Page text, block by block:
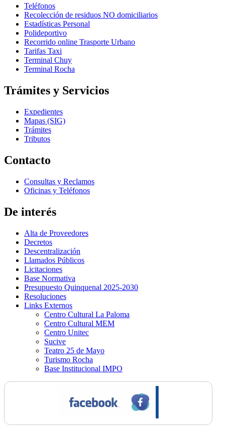
Teléfonos
Recolección de residuos NO domiciliarios
Estadísticas Personal
Polideportivo
Recorrido online Trasporte Urbano
Tarifas Taxi
Terminal Chuy
Terminal Rocha
Trámites y Servicios
Expedientes
Mapas (SIG)
Trámites
Tributos
Contacto
Consultas y Reclamos
Oficinas y Teléfonos
De interés
Alta de Proveedores
Decretos
Descentralización
Llamados Públicos
Licitaciones
Base Normativa
Presupuesto Quinquenal 2025-2030
Resoluciones
Links Externos
Centro Cultural La Paloma
Centro Cultural MEM
Centro Unitec
Sucive
Teatro 25 de Mayo
Turismo Rocha
Base Institucional IMPO